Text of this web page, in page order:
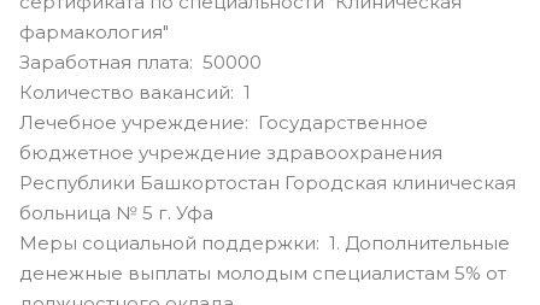
фармакология"
Заработная плата: 50000
Количество вакансий: 1
Лечебное учреждение: Государственное
бюджетное учреждение здравоохранения
Республики Башкортостан Городская клиническая
больница № 5 г. Уфа
Меры социальной поддержки: 1. Дополнительные
денежные выплаты молодым специалистам 5% от